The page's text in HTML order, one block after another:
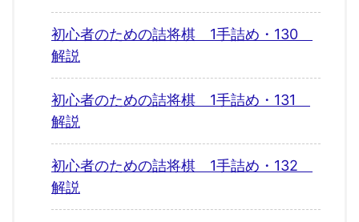
初心者のための詰将棋 1手詰め・130
解説
初心者のための詰将棋 1手詰め・131
解説
初心者のための詰将棋 1手詰め・132
解説